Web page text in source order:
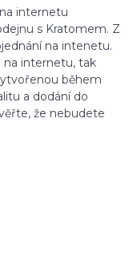
internetu
s Kratomem. Z
na intenetu.
na internetu, tak
během
a dodání do
že nebudete